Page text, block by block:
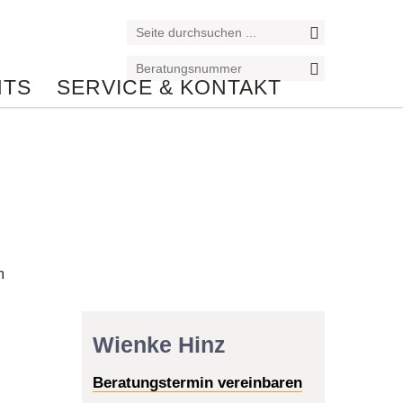
SERVICE & KONTAKT
Wienke Hinz
Beratungstermin vereinbaren